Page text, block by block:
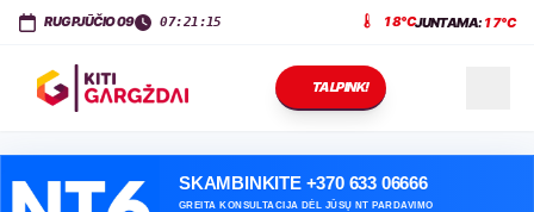
KITI GARGŽDAI Dariaus ir Girėno g. 11 LT-96143 Gargždai
RUGPJŪČIO 09 07:21:16 18°CJUNTAMA: 17°C
TALPINK!
NAUJIENOS
SKAMBINKITE +370 633 06666
GREITA KONSULTACIJA DĖL JŪSŲ NT PARDAVIMO